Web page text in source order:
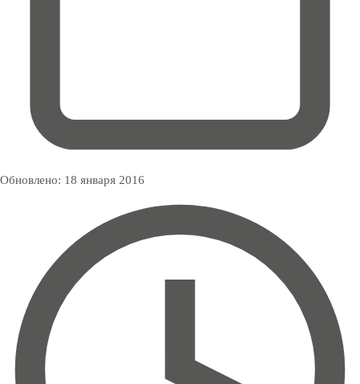
Обновлено: 18 января 2016